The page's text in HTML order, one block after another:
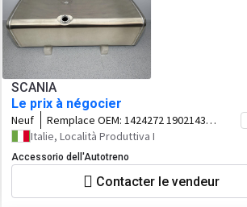
SCANIA
Le prix à négocier
Neuf Remplace OEM: 1424272 1902143
2371390
Italie, Località Produttiva I
Accessorio dell'Autotreno
Contacter le vendeur